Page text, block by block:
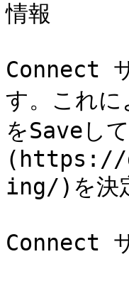
情報
Connect
す。これ
をSaveし
(https://
ing/)を決​​
Connect